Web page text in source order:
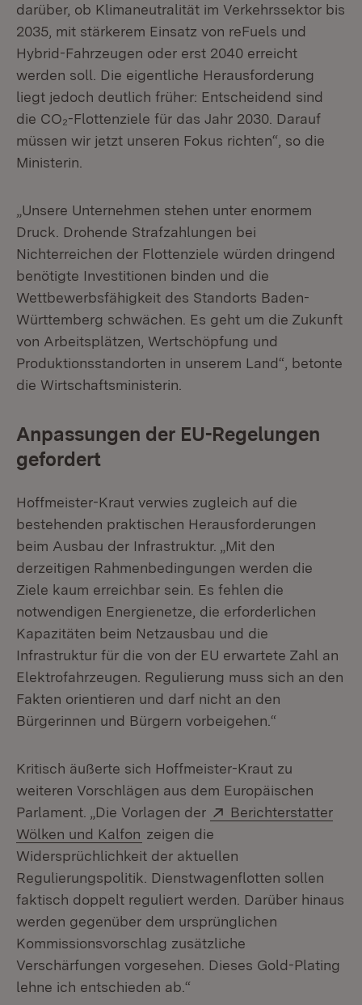
darüber, ob Klimaneutralität im Verkehrssektor bis
2035, mit stärkerem Einsatz von reFuels und
Hybrid-Fahrzeugen oder erst 2040 erreicht
werden soll. Die eigentliche Herausforderung
liegt jedoch deutlich früher: Entscheidend sind
die CO₂-Flottenziele für das Jahr 2030. Darauf
müssen wir jetzt unseren Fokus richten“, so die
Ministerin.
„Unsere Unternehmen stehen unter enormem
Druck. Drohende Strafzahlungen bei
Nichterreichen der Flottenziele würden dringend
benötigte Investitionen binden und die
Wettbewerbsfähigkeit des Standorts Baden-
Württemberg schwächen. Es geht um die Zukunft
von Arbeitsplätzen, Wertschöpfung und
Produktionsstandorten in unserem Land“, betonte
die Wirtschaftsministerin.
Anpassungen der EU-Regelungen
gefordert
Hoffmeister-Kraut verwies zugleich auf die
bestehenden praktischen Herausforderungen
beim Ausbau der Infrastruktur. „Mit den
derzeitigen Rahmenbedingungen werden die
Ziele kaum erreichbar sein. Es fehlen die
notwendigen Energienetze, die erforderlichen
Kapazitäten beim Netzausbau und die
Infrastruktur für die von der EU erwartete Zahl an
Elektrofahrzeugen. Regulierung muss sich an den
Fakten orientieren und darf nicht an den
Bürgerinnen und Bürgern vorbeigehen.“
Kritisch äußerte sich Hoffmeister-Kraut zu
weiteren Vorschlägen aus dem Europäischen
Parlament. „Die Vorlagen der
Extern:
Berichterstatter
Wölken und Kalfon (Öffnet in neuem Fenster)
zeigen die
Widersprüchlichkeit der aktuellen
Regulierungspolitik. Dienstwagenflotten sollen
faktisch doppelt reguliert werden. Darüber hinaus
werden gegenüber dem ursprünglichen
Kommissionsvorschlag zusätzliche
Verschärfungen vorgesehen. Dieses Gold-Plating
lehne ich entschieden ab.“